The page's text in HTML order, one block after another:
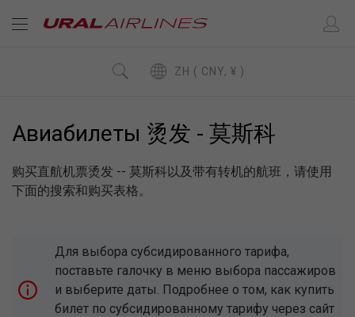
ZH ( CNY, ¥ )
Авиабилеты 烫发 - 莫斯科
购买直航机票烫发 -- 莫斯科以及带有转机的航班，请使用
下面的搜索和购买表格。
Для выбора субсидированного тарифа,
поставьте галочку в меню выбора пассажиров
и выберите даты. Подробнее о том, как купить
билет по субсидированному тарифу через сайт